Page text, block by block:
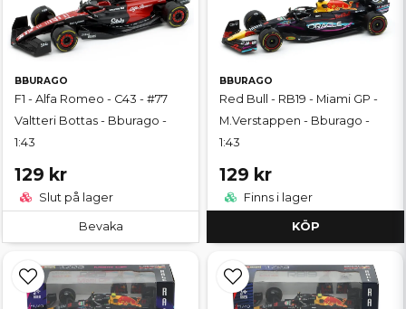
BBURAGO
F1 - Alfa Romeo - C43 - #77
Valtteri Bottas - Bburago -
1:43
129 kr
Slut på lager
Bevaka
BBURAGO
Red Bull - RB19 - Miami GP -
M.Verstappen - Bburago -
1:43
129 kr
Finns i lager
KÖP